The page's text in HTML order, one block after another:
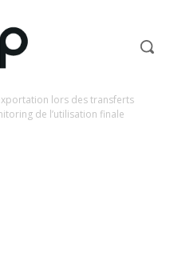
lors des transferts
de l’utilisation finale